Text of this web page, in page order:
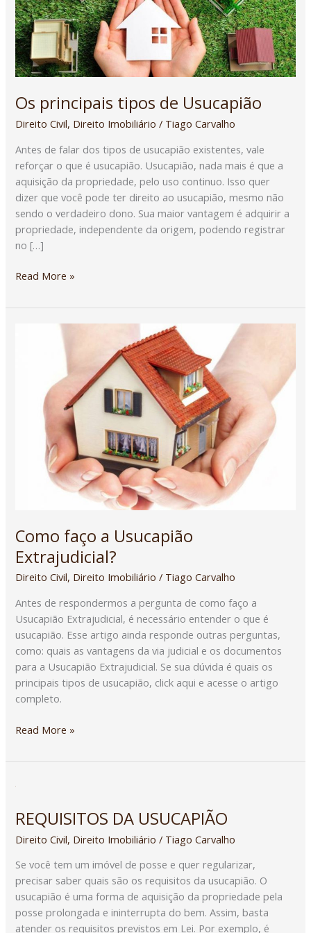
Os principais tipos de Usucapião
Direito Civil, Direito Imobiliário / Tiago Carvalho
Antes de falar dos tipos de usucapião existentes, vale
reforçar o que é usucapião. Usucapião, nada mais é que a
aquisição da propriedade, pelo uso continuo. Isso quer
dizer que você pode ter direito ao usucapião, mesmo não
sendo o verdadeiro dono. Sua maior vantagem é adquirir a
propriedade, independente da origem, podendo registrar
no […]
Read More »
Como faço a Usucapião
Extrajudicial?
Direito Civil, Direito Imobiliário / Tiago Carvalho
Antes de respondermos a pergunta de como faço a
Usucapião Extrajudicial, é necessário entender o que é
usucapião. Esse artigo ainda responde outras perguntas,
como: quais as vantagens da via judicial e os documentos
para a Usucapião Extrajudicial. Se sua dúvida é quais os
principais tipos de usucapião, click aqui e acesse o artigo
completo.
Usucapião
Extrajudicial?
Read More »
REQUISITOS DA USUCAPIÃO
Direito Civil, Direito Imobiliário / Tiago Carvalho
Se você tem um imóvel de posse e quer regularizar,
precisar saber quais são os requisitos da usucapião. O
usucapião é uma forma de aquisição da propriedade pela
posse prolongada e ininterrupta do bem. Assim, basta
atender os requisitos previstos em Lei. Por exemplo, é
REQUISITOS
USUCAPIÃO